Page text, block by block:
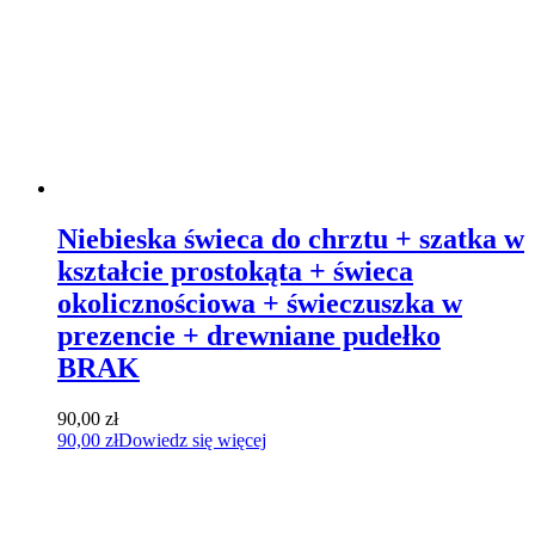
Niebieska świeca do chrztu + szatka w
kształcie prostokąta + świeca
okolicznościowa + świeczuszka w
prezencie + drewniane pudełko
BRAK
90,00 zł
90,00 złDowiedz się więcej